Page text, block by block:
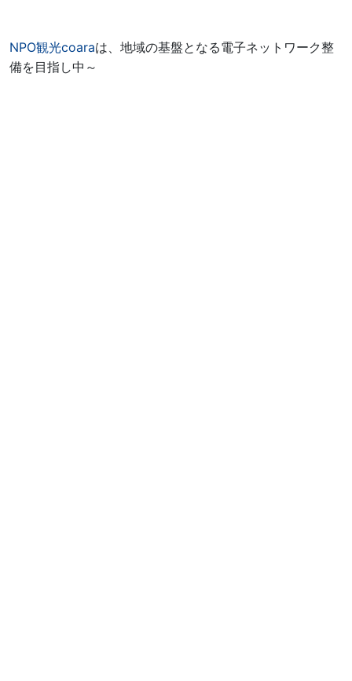
NPO観光coaraは、地域の基盤となる電子ネットワーク整
備を目指し中～